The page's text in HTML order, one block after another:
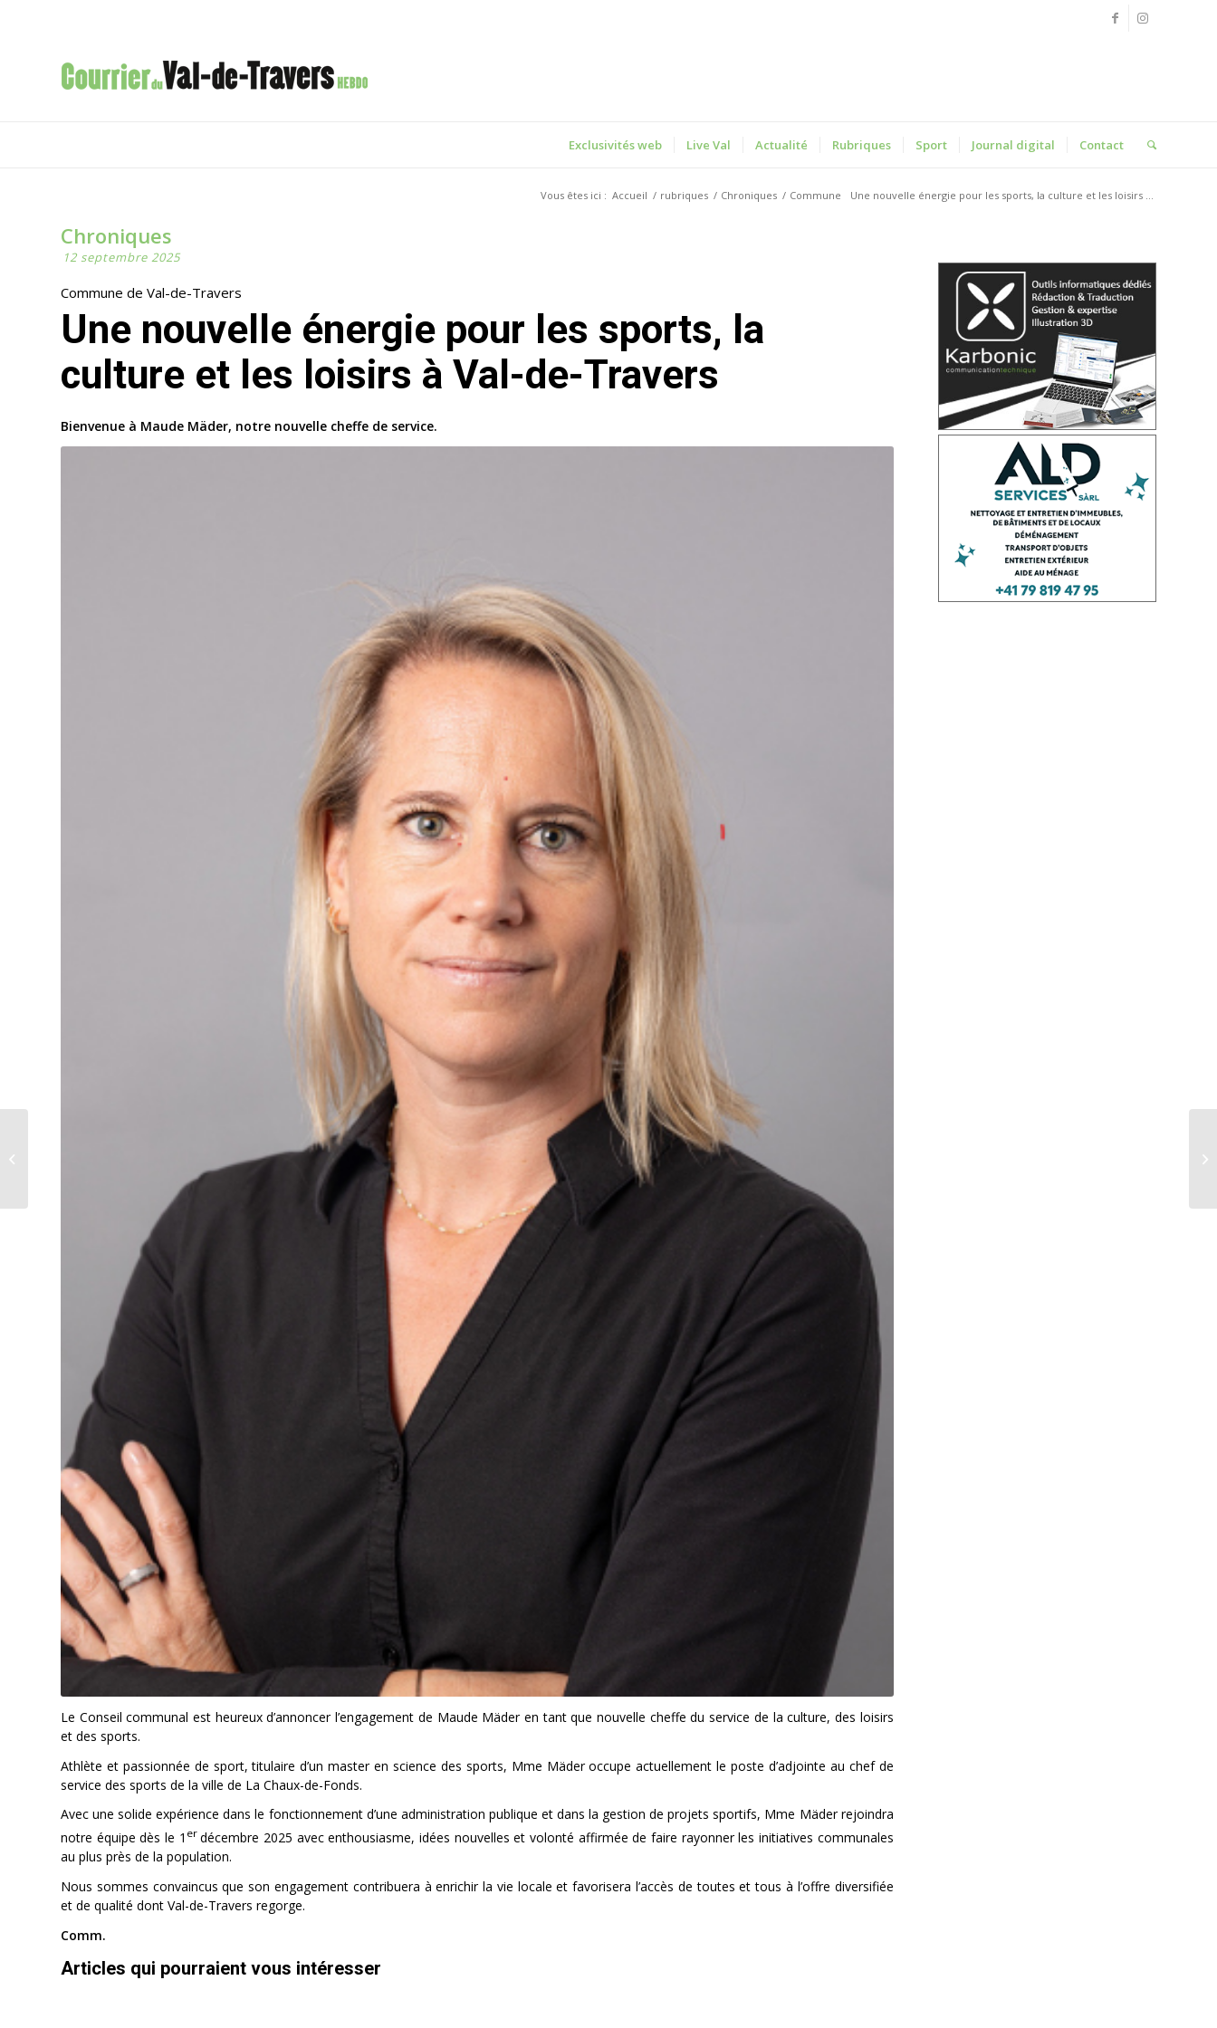
Exclusivités web Live Val Actualité Rubriques Sport Journal digital Contact
Vous êtes ici : Accueil / rubriques / Chroniques / Commune Une nouvelle énergie pour les sports, la culture et les loisirs ...
Chroniques
12 septembre 2025
Commune de Val-de-Travers
Une nouvelle énergie pour les sports, la
culture et les loisirs à Val-de-Travers
Bienvenue à Maude Mäder, notre nouvelle cheffe de service.
Le Conseil communal est heureux d’annoncer l’engagement de Maude Mäder en tant que nouvelle cheffe du service de la culture, des loisirs
et des sports.
Athlète et passionnée de sport, titulaire d’un master en science des sports, Mme Mäder occupe actuellement le poste d’adjointe au chef de
service des sports de la ville de La Chaux-de-Fonds.
Avec une solide expérience dans le fonctionnement d’une administration publique et dans la gestion de projets sportifs, Mme Mäder rejoindra
notre équipe dès le 1 er décembre 2025 avec enthousiasme, idées nouvelles et volonté affirmée de faire rayonner les initiatives communales
au plus près de la population.
Nous sommes convaincus que son engagement contribuera à enrichir la vie locale et favorisera l’accès de toutes et tous à l’offre diversifiée
et de qualité dont Val-de-Travers regorge.
Comm.
Articles qui pourraient vous intéresser